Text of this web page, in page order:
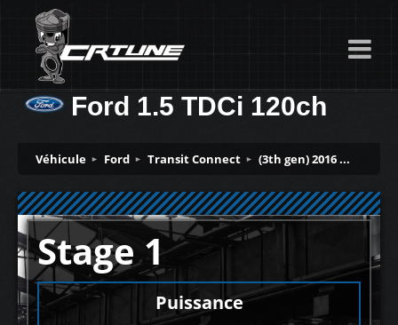
Ford 1.5 TDCi 120ch
Véhicule Ford Transit Connect (3th gen) 2016 ...
Stage 1
Puissance